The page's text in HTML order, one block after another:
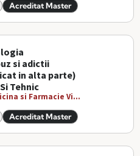
Acreditat Master
si adictii
in alta parte)
Tehnic
si Farmacie Vi...
Acreditat Master